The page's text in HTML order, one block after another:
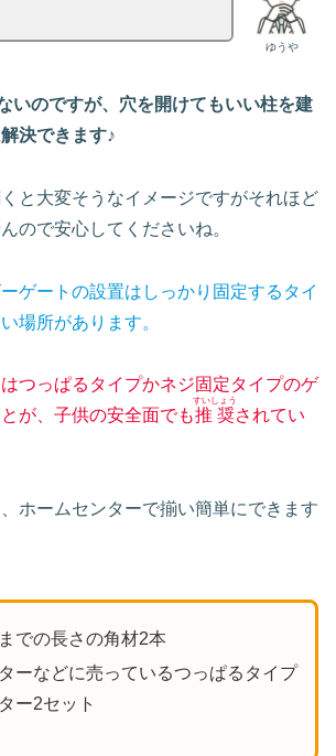
ゆうや
いのですが、穴を開けてもいい柱を建
決できます♪
と大変そうなイメージですがそれほど
ので安心してくださいね。
ゲートの設置はしっかり固定するタイ
場所があります。
つっぱるタイプかネジ固定タイプのゲ
が、子供の安全面でも推奨
すいしょう
されてい
ホームセンターで揃い簡単にできます
での長さの角材2本
ーなどに売っているつっぱるタイプ
ー2セット